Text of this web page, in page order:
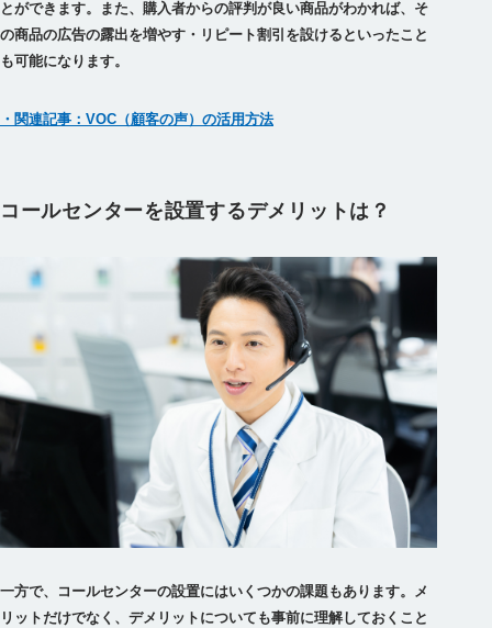
とができます。また、購入者からの評判が良い商品がわかれば、そ
の商品の広告の露出を増やす・リピート割引を設けるといったこと
も可能になります。
・関連記事：VOC（顧客の声）の活用方法
コールセンターを設置するデメリットは？
一方で、コールセンターの設置にはいくつかの課題もあります。メ
リットだけでなく、デメリットについても事前に理解しておくこと